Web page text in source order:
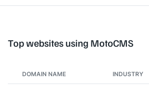
Top websites using MotoCMS
DOMAIN NAME INDUSTRY